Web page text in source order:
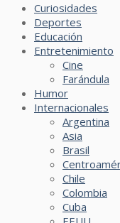
Curiosidades
Deportes
Educación
Entretenimiento
Cine
Farándula
Humor
Internacionales
Argentina
Asia
Brasil
Chile
Colombia
Cuba